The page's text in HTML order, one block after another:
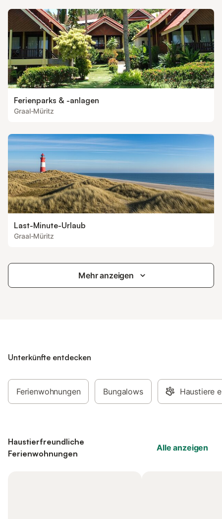
Ferienparks & -anlagen
Graal-Müritz
Last-Minute-Urlaub
Graal-Müritz
Mehr anzeigen
Unterkünfte entdecken
Ferienwohnungen Bungalows Haustiere
Haustierfreundliche
Ferienwohnungen
Alle anzeigen